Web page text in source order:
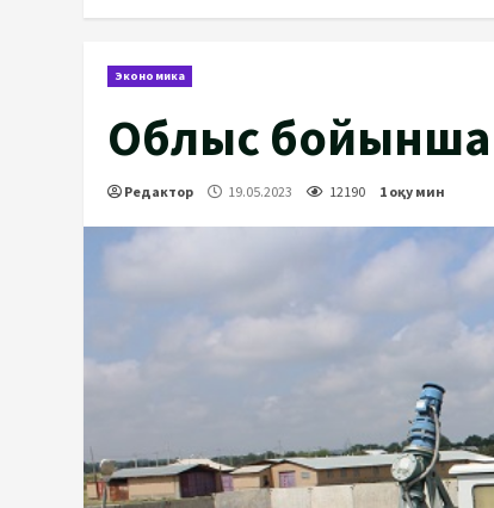
Экономика
Облыс бойынша
Редактор 19.05.2023 12190 1 оқу мин